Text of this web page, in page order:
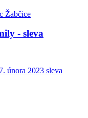
Žabčice
- sleva
února 2023 sleva